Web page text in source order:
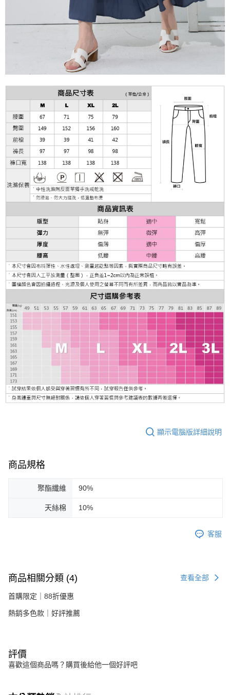
顯示電腦版詳細說明
商品規格
聚酯纖維 90%
天絲棉 10%
客服
商品相關分類 (4) 查看全部
首購限定｜88折優惠
熱銷多色款｜好評推薦
評價
喜歡這個商品嗎？購買後給他一個好評吧